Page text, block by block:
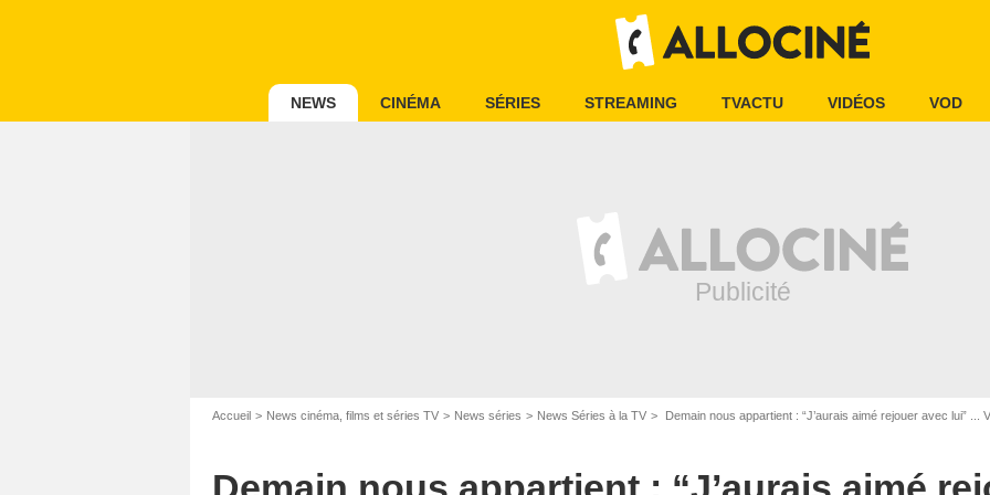
NEWS CINÉMA SÉRIES STREAMING TVACTU VIDÉOS VOD
Accueil News cinéma, films et séries TV News séries News Séries à la TV Demain nous appartient : “J’aurais aimé rejouer avec lui” ... Voici